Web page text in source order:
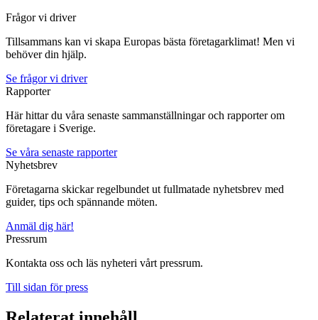
Frågor vi driver
Tillsammans kan vi skapa Europas bästa företagarklimat! Men vi
behöver din hjälp.
Se frågor vi driver
Rapporter
Här hittar du våra senaste sammanställningar och rapporter om
företagare i Sverige.
Se våra senaste rapporter
Nyhetsbrev
Företagarna skickar regelbundet ut fullmatade nyhetsbrev med
guider, tips och spännande möten.
Anmäl dig här!
Pressrum
Kontakta oss och läs nyheteri vårt pressrum.
Till sidan för press